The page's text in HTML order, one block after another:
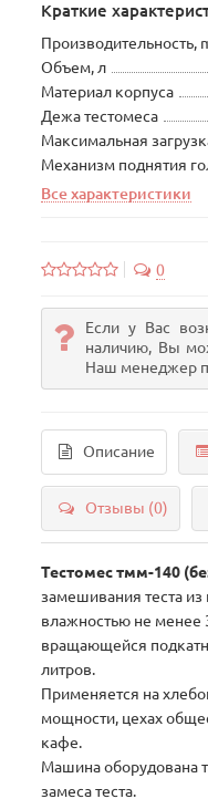
Краткие
Производительность,
Объем, л
Материал корпуса
Дежа тестомеса
Максимальная
Механизм поднятия
Все характеристики
0
Если у Вас
наличию, Вы
Наш менеджер
Описание
Отзывы (0)
Тестомес тмм-140
замешивания теста
влажностью не
вращающейся
литров.
Применяется на
мощности, цехах
кафе.
Машина оборудована
замеса теста.